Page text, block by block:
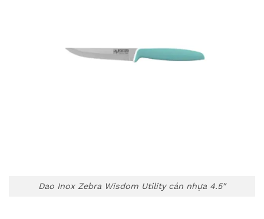
Dao Inox Zebra Wisdom Utility cán nhựa 4.5″